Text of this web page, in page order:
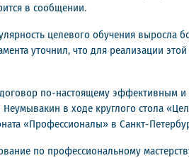
в сообщении.
целевого обучения
уточнил, что для реализации
по-настоящему эффективным
в ходе круглого стола
«Профессионалы» в Санкт-
по профессиональному